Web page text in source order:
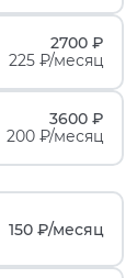
2700 ₽
225 ₽/месяц
3600 ₽
200 ₽/месяц
150 ₽/месяц